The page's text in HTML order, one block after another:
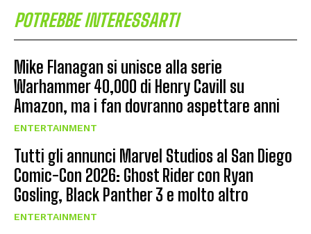
POTREBBE INTERESSARTI
Mike Flanagan si unisce alla serie
Warhammer 40,000 di Henry Cavill su
Amazon, ma i fan dovranno aspettare anni
ENTERTAINMENT
Tutti gli annunci Marvel Studios al San Diego
Comic-Con 2026: Ghost Rider con Ryan
Gosling, Black Panther 3 e molto altro
ENTERTAINMENT